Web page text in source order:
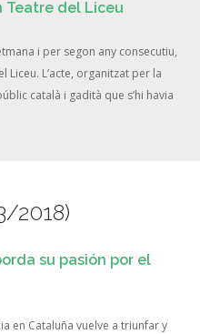
Teatre del Liceu
i per segon any consecutiu,
Liceu. L’acte, organitzat per la
català i gadità que s’hi havia
2018)
su pasión por el
en Cataluña vuelve a triunfar y